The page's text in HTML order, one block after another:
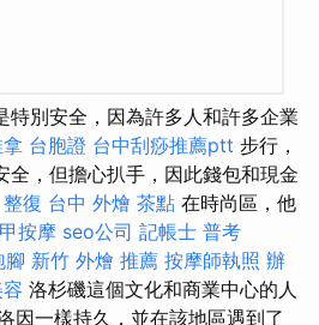
特別安全，因為許多人和許多企業
台胞證 台中刮痧推薦ptt 步行，
全，但擔心扒手，因此錢包和現金
復 台中 外燴 茶點 在時尚區，他
按摩 seo公司 記帳士 普考
腳 新竹 外燴 推薦 按摩師執照 辦
洛杉磯這個文化和商業中心的人
因一樣持久，並在該地區遇到了